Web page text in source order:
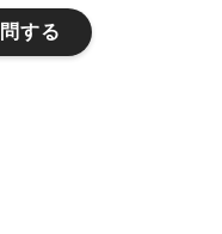
する